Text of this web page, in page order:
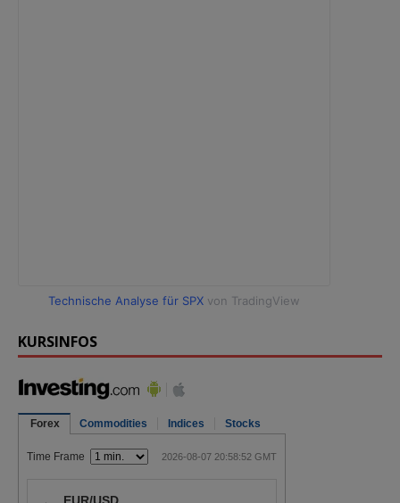
Technische Analyse für SPX von TradingView
KURSINFOS